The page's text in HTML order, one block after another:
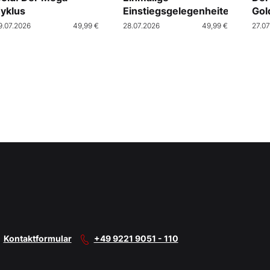
49,99 €
Einstiegsgelegenheiten
28.07.2026 49,99 €
Kontaktformular +49 9221 9051 - 110